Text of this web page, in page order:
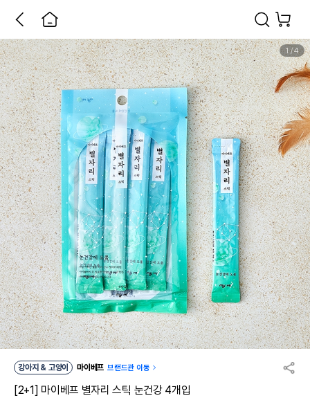
1/4
강아지 & 고양이 마이베프 브랜드관 이동
[2+1] 마이베프 별자리 스틱 눈건강 4개입